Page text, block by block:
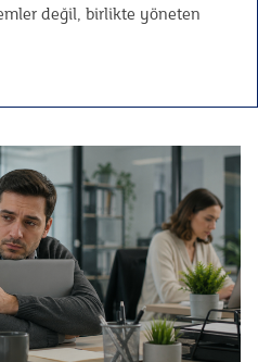
değil, birlikte yöneten